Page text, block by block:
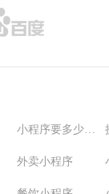
外卖小程序